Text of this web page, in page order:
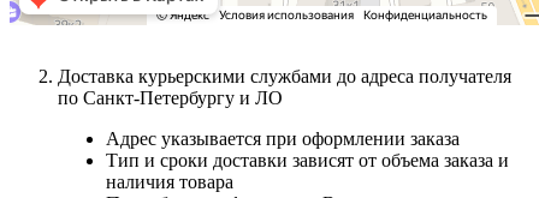
Доставка курьерскими службами до адреса получателя
по Санкт-Петербургу и ЛО
Адрес указывается при оформлении заказа
Тип и сроки доставки зависят от объема заказа и
наличия товара